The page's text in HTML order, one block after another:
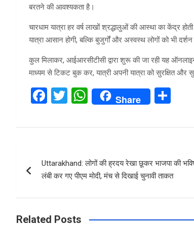
बरतने की आवश्यकता है।
चारधाम यात्रा हर वर्ष लाखों श्रद्धालुओं की आस्था का केंद्र
यात्रा आसान होगी, बल्कि बुजुर्गों और अस्वस्थ लोगों को भी
कुल मिलाकर, आईआरसीटीसी द्वारा शुरू की जा रही यह
माध्यम से टिकट बुक कर, यात्री अपनी यात्रा को सुरक्षित और
F
ce
o
o
k
T
tt
W
at
A
p
p
Share
ar
navigation
Uttarakhand: लोगों की ह्रदय रेखा छूकर भाजपा की
लंबी कर गए पीएम मोदी, मंच से दिखाई चुनावी ताकत
Related Posts